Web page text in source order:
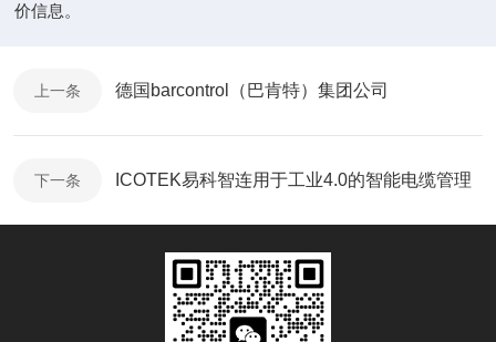
价信息。
上一条 德国barcontrol（巴肯特）集团公司
下一条 ICOTEK易科智连用于工业4.0的智能电缆管理